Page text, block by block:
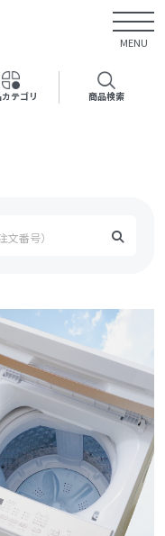
MENU
テゴリ 商品検索